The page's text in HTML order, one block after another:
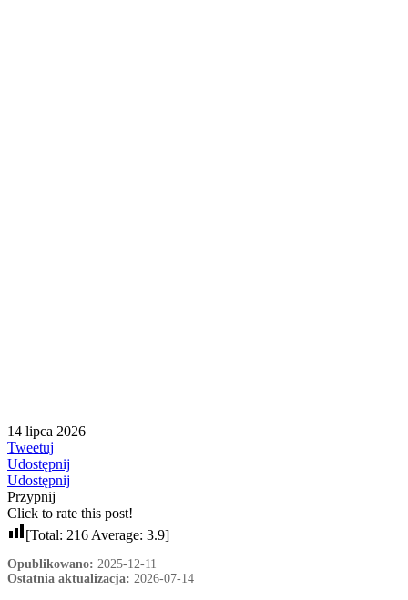
14 lipca 2026
Tweetuj
Udostępnij
Udostępnij
Przypnij
Click to rate this post!
[Total: 216Average: 3.9]
Opublikowano: 2025-12-11
Ostatnia aktualizacja: 2026-07-14